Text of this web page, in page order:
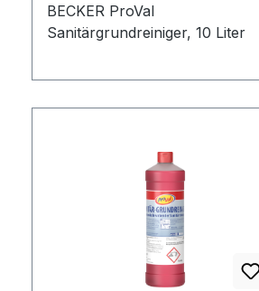
BECKER ProVal
Sanitärgrundreiniger, 10 Liter